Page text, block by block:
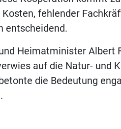
fehlender
entscheidend.
Heimatminister Albert
auf die Natur- und
die Bedeutung